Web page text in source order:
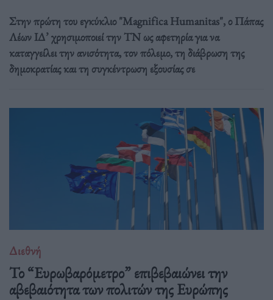
Στην πρώτη του εγκύκλιο "Magnifica Humanitas", ο Πάπας
Λέων ΙΔ’ χρησιμοποιεί την ΤΝ ως αφετηρία για να
καταγγείλει την ανισότητα, τον πόλεμο, τη διάβρωση της
δημοκρατίας και τη συγκέντρωση εξουσίας σε
Διεθνή
Το “Ευρωβαρόμετρο” επιβεβαιώνει την
αβεβαιότητα των πολιτών της Ευρώπης